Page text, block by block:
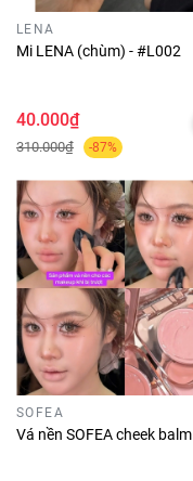
LENA
Mi LENA (chùm) - #L002
40.000₫
310.000₫ -87%
SOFEA
Vá nền SOFEA cheek balm